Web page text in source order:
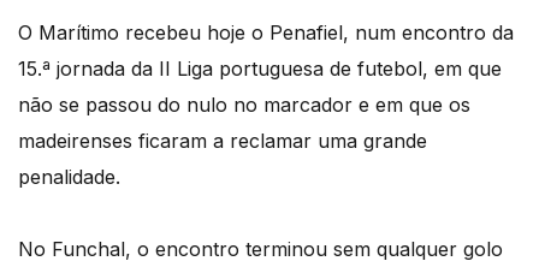
O Marítimo recebeu hoje o Penafiel, num encontro da
15.ª jornada da II Liga portuguesa de futebol, em que
não se passou do nulo no marcador e em que os
madeirenses ficaram a reclamar uma grande
penalidade.
No Funchal, o encontro terminou sem qualquer golo